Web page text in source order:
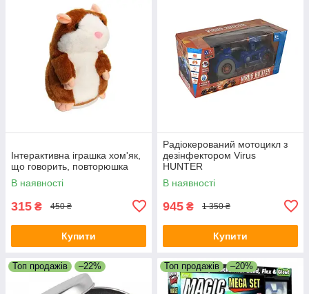
Інтерактивна іграшка хом'як,
що говорить, повторюшка
В наявності
315 ₴ 450 ₴
Купити
Радіокерований мотоцикл з
дезінфектором Virus
HUNTER
В наявності
945 ₴ 1 350 ₴
Купити
Топ продажів –22% Топ продажів –20%